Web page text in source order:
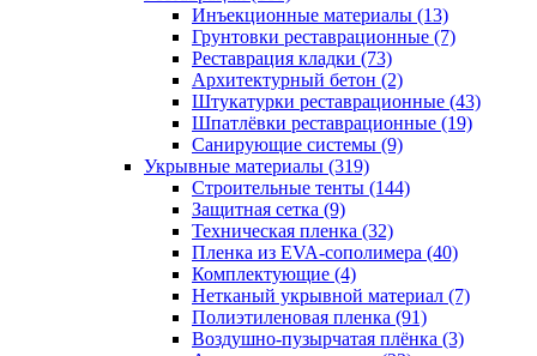
Инъекционные материалы (13)
Грунтовки реставрационные (7)
Реставрация кладки (73)
Архитектурный бетон (2)
Штукатурки реставрационные (43)
Шпатлёвки реставрационные (19)
Санирующие системы (9)
Укрывные материалы (319)
Строительные тенты (144)
Защитная сетка (9)
Техническая пленка (32)
Пленка из EVA-сополимера (40)
Комплектующие (4)
Нетканый укрывной материал (7)
Полиэтиленовая пленка (91)
Воздушно-пузырчатая плёнка (3)